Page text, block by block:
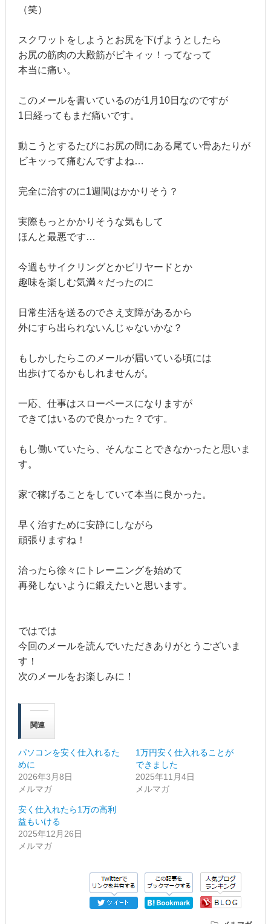
（笑）
スクワットをしようとお尻を下げようとしたら
お尻の筋肉の大殿筋がビキィッ！ってなって
本当に痛い。
このメールを書いているのが1月10日なのですが
1日経ってもまだ痛いです。
動こうとするたびにお尻の間にある尾てい骨あたりが
ビキッって痛むんですよね…
完全に治すのに1週間はかかりそう？
実際もっとかかりそうな気もして
ほんと最悪です…
今週もサイクリングとかビリヤードとか
趣味を楽しむ気満々だったのに
日常生活を送るのでさえ支障があるから
外にすら出られないんじゃないかな？
もしかしたらこのメールが届いている頃には
出歩けてるかもしれませんが。
一応、仕事はスローペースになりますが
できてはいるので良かった？です。
もし働いていたら、そんなことできなかったと思いま
す。
家で稼げることをしていて本当に良かった。
早く治すために安静にしながら
頑張りますね！
治ったら徐々にトレーニングを始めて
再発しないように鍛えたいと思います。
ではでは
今回のメールを読んでいただきありがとうございま
す！
次のメールをお楽しみに！
関連
パソコンを安く仕入れるた
めに
2026年3月8日
メルマガ
1万円安く仕入れることが
できました
2025年11月4日
メルマガ
安く仕入れたら1万の高利
益もいける
2025年12月26日
メルマガ